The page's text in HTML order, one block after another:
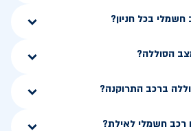
בכל חניון?
הסוללה?
ברכב התרוקנה?
חשמלי לאילת?